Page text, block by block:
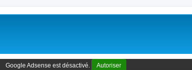
Google Adsense est désactivé. Autoriser